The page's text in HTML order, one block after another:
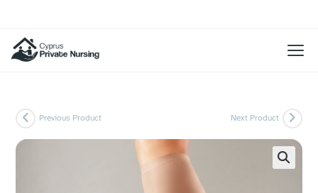
Previous Product Next Product